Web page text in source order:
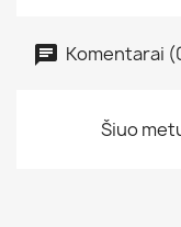
Komentarai
Šiuo